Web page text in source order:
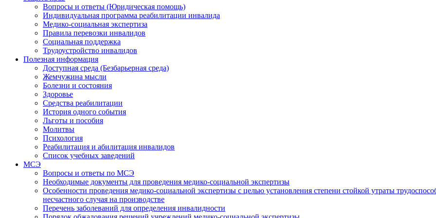
Вопросы и ответы (Юридическая помощь)
Индивидуальная программа реабилитации инвалида
Медико-социальная экспертиза
Правила перевозки инвалидов
Социальная поддержка
Трудоустройство инвалидов
Полезная информация
Доступная среда (Безбарьерная среда)
Жемчужина мысли
Болезни и состояния
Здоровье
Средства реабилитации
История одного события
Льготы и пособия
Молитвы
Психология
Реабилитация и абилитация инвалидов
Список учебных заведений
МСЭ
Вопросы и ответы по МСЭ
Необходимые документы для проведения медико-социальной экспертизы
Особенности проведения медико-социальной экспертизы с целью установления степени стойкой утраты
несчастного случая на производстве
Перечень заболеваний для определения инвалидности